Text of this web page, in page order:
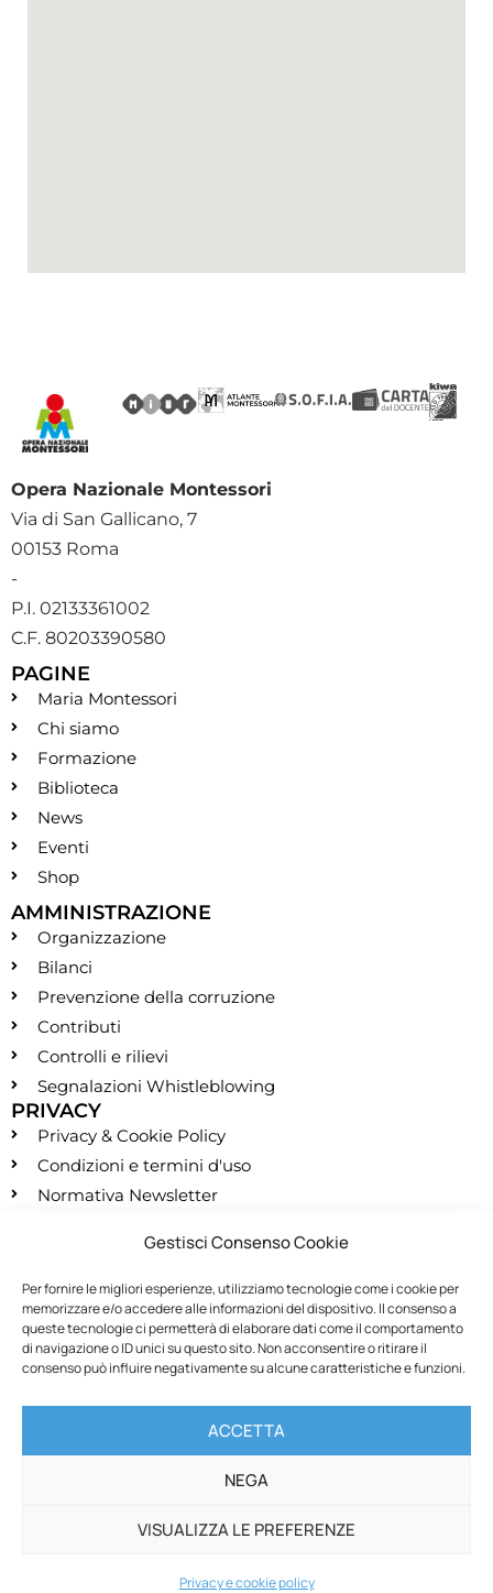
Gestisci Consenso Cookie
Per fornire le migliori esperienze, utilizziamo tecnologie come i cookie per
memorizzare e/o accedere alle informazioni del dispositivo. Il consenso a
queste tecnologie ci permetterà di elaborare dati come il comportamento
di navigazione o ID unici su questo sito. Non acconsentire o ritirare il
consenso può influire negativamente su alcune caratteristiche e funzioni.
ACCETTA
NEGA
VISUALIZZA LE PREFERENZE
Privacy e cookie policy
Opera Nazionale Montessori
Via di San Gallicano, 7
00153 Roma
-
P.I. 02133361002
C.F. 80203390580
PAGINE
Maria Montessori
Chi siamo
Formazione
Biblioteca
News
Eventi
Shop
AMMINISTRAZIONE
Organizzazione
Bilanci
Prevenzione della corruzione
Contributi
Controlli e rilievi
Segnalazioni Whistleblowing
PRIVACY
Privacy & Cookie Policy
Condizioni e termini d'uso
Normativa Newsletter
segreteria@montessori.it
(+39) 06.584.865
(+39) 06.587.959
SOCIALS
© All rights reserved